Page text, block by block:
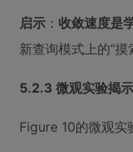
启示 ： 收敛速度是
新查询模式上的“
5.2.3 微观实验揭
Figure 10的微观实